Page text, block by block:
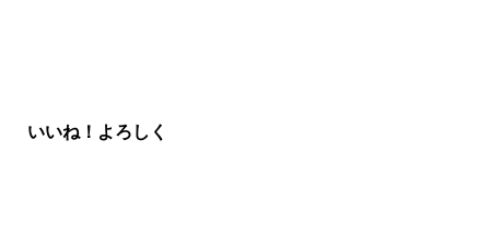
いいね！よろしく